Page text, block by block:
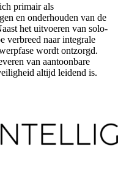
primair als
en onderhouden van de
het uitvoeren van solo-
verbreed naar integrale
wordt ontzorgd.
van aantoonbare
altijd leidend is.